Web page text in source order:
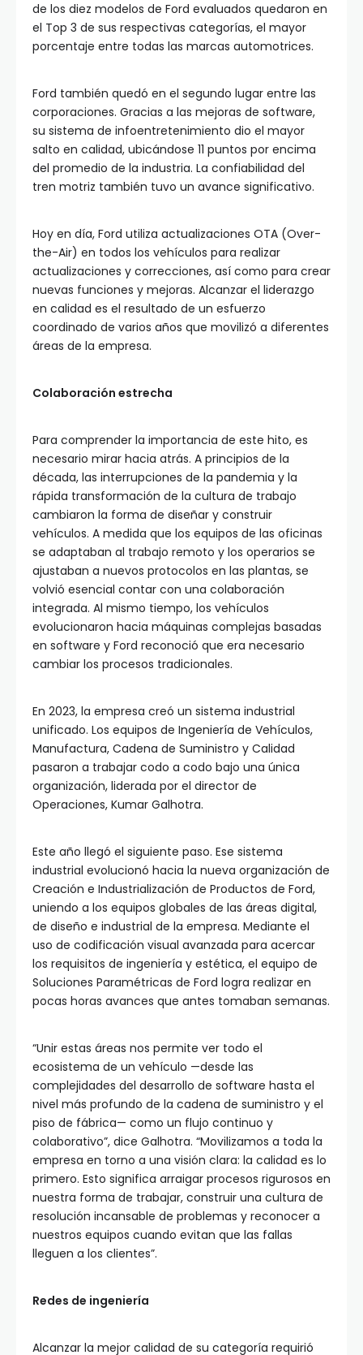
de los diez modelos de Ford evaluados quedaron en
el Top 3 de sus respectivas categorías, el mayor
porcentaje entre todas las marcas automotrices.
Ford también quedó en el segundo lugar entre las
corporaciones. Gracias a las mejoras de software,
su sistema de infoentretenimiento dio el mayor
salto en calidad, ubicándose 11 puntos por encima
del promedio de la industria. La confiabilidad del
tren motriz también tuvo un avance significativo.
Hoy en día, Ford utiliza actualizaciones OTA (Over-
the-Air) en todos los vehículos para realizar
actualizaciones y correcciones, así como para crear
nuevas funciones y mejoras. Alcanzar el liderazgo
en calidad es el resultado de un esfuerzo
coordinado de varios años que movilizó a diferentes
áreas de la empresa.
Colaboración estrecha
Para comprender la importancia de este hito, es
necesario mirar hacia atrás. A principios de la
década, las interrupciones de la pandemia y la
rápida transformación de la cultura de trabajo
cambiaron la forma de diseñar y construir
vehículos. A medida que los equipos de las oficinas
se adaptaban al trabajo remoto y los operarios se
ajustaban a nuevos protocolos en las plantas, se
volvió esencial contar con una colaboración
integrada. Al mismo tiempo, los vehículos
evolucionaron hacia máquinas complejas basadas
en software y Ford reconoció que era necesario
cambiar los procesos tradicionales.
En 2023, la empresa creó un sistema industrial
unificado. Los equipos de Ingeniería de Vehículos,
Manufactura, Cadena de Suministro y Calidad
pasaron a trabajar codo a codo bajo una única
organización, liderada por el director de
Operaciones, Kumar Galhotra.
Este año llegó el siguiente paso. Ese sistema
industrial evolucionó hacia la nueva organización de
Creación e Industrialización de Productos de Ford,
uniendo a los equipos globales de las áreas digital,
de diseño e industrial de la empresa. Mediante el
uso de codificación visual avanzada para acercar
los requisitos de ingeniería y estética, el equipo de
Soluciones Paramétricas de Ford logra realizar en
pocas horas avances que antes tomaban semanas.
“Unir estas áreas nos permite ver todo el
ecosistema de un vehículo —desde las
complejidades del desarrollo de software hasta el
nivel más profundo de la cadena de suministro y el
piso de fábrica— como un flujo continuo y
colaborativo”, dice Galhotra. “Movilizamos a toda la
empresa en torno a una visión clara: la calidad es lo
primero. Esto significa arraigar procesos rigurosos en
nuestra forma de trabajar, construir una cultura de
resolución incansable de problemas y reconocer a
nuestros equipos cuando evitan que las fallas
lleguen a los clientes”.
Redes de ingeniería
Alcanzar la mejor calidad de su categoría requirió